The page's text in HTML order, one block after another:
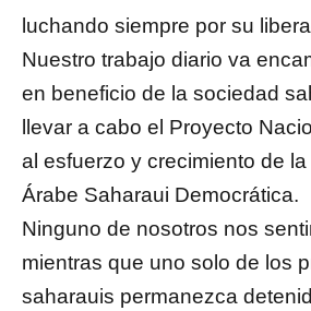
luchando siempre por su
Nuestro trabajo diario va
en beneficio de la sociedad
llevar a cabo el Proyecto
al esfuerzo y crecimiento de
Árabe Saharaui Democrática.
Ninguno de nosotros nos
mientras que uno solo de los
saharauis permanezca